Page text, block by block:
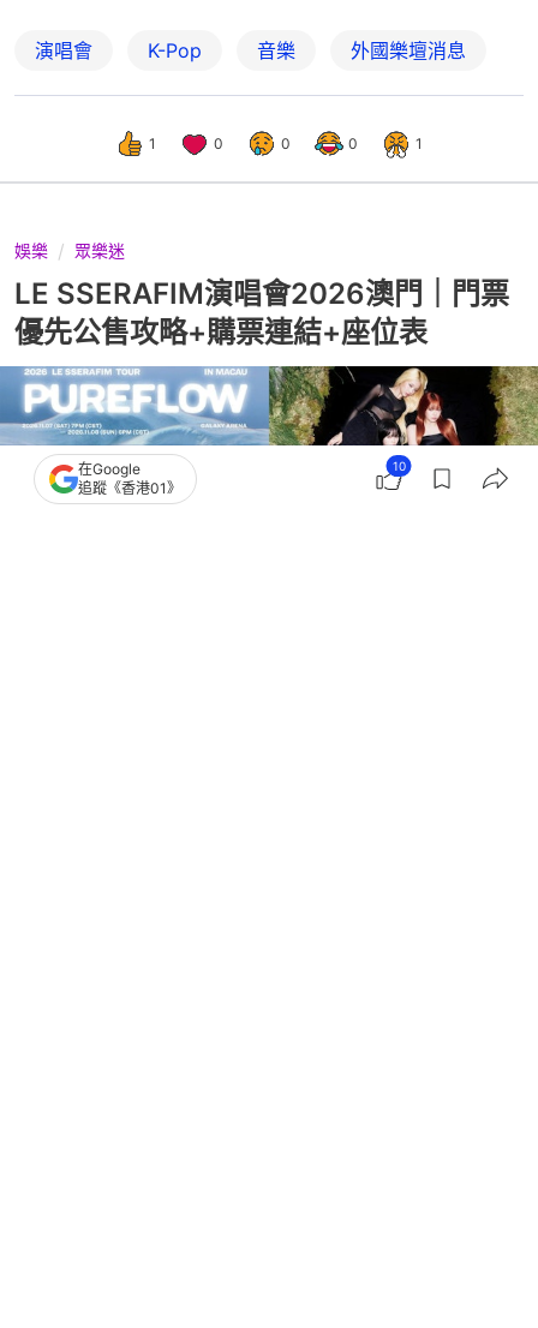
演唱會 K-Pop 音樂 外國樂壇消息
1 0 0 0 1
娛樂 眾樂迷
LE SSERAFIM演唱會2026澳門｜門票
優先公售攻略+購票連結+座位表
在Google
追蹤《香港01》
10